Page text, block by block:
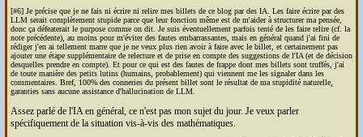
[#6] Je précise que je ne fais ni écrire ni relire mes billets de ce blog par des IA. Les faire écrire par des
LLMserait complètement stupide parce que leur fonction même est de m'aider à structurer ma pensée,
donc ça défeaterait le purpose comme on dit. Je suis éventuellement parfois tenté de les faire relire (cf. la
note précédente), au moins pour m'éviter des fautes embarrassantes, mais en général quand j'ai fini de
rédiger j'en ai tellement marre que je ne veux plus rien avoir à faire avec le billet, et certainement pas
ajouter une étape supplémentaire de relecture et de prise en compte des suggestions de l'IA(et de décision
desquelles prendre en compte). Et pour ce qui est des fautes de frappe dont mes billets sont truffés, j'ai
de toute manière des petits lutins (humains, probablement) qui viennent me les signaler dans les
commentaires. Bref, 100% des conneries du présent billet sont le résultat de ma stupidité naturelle,
garanties sans aucune assistance d'hallucination de LLM.
Assez parlé de l'IAen général, ce n'est pas mon sujet du jour. Je veux parler
spécifiquement de la situation vis-à-vis des mathématiques.